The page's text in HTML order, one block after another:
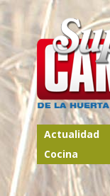
Actualidad
Cocina